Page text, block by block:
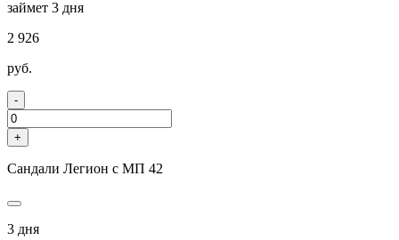
займет 3 дня
2 926
руб.
-
+
Сандали Легион с МП 42
3 дня